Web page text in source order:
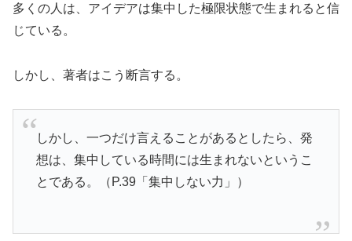
多くの人は、アイデアは集中した極限状態で生まれると信
じている。
しかし、著者はこう断言する。
しかし、一つだけ言えることがあるとしたら、発
想は、集中している時間には生まれないというこ
とである。（P.39「集中しない力」）